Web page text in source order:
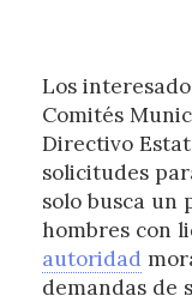
Los
Comités
Directivo
solicitudes
solo busca un
hombres con
autoridad
demandas de